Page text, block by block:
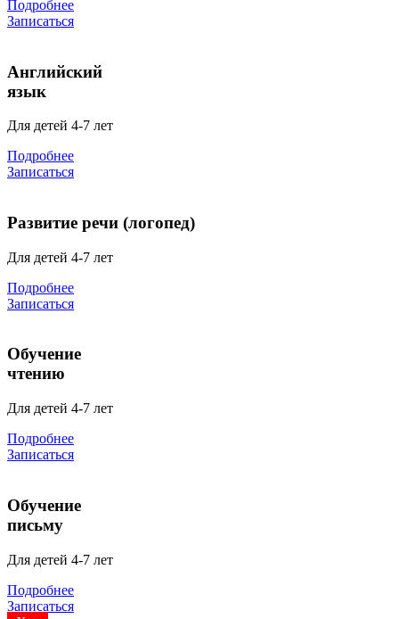
Подробнее
Записаться
Английский
язык
Для детей 4-7 лет
Подробнее
Записаться
Развитие речи (логопед)
Для детей 4-7 лет
Подробнее
Записаться
Обучение
чтению
Для детей 4-7 лет
Подробнее
Записаться
Обучение
письму
Для детей 4-7 лет
Подробнее
Записаться